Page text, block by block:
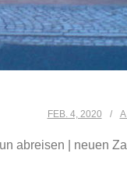
FEB. 4, 2020
abreisen | neuen